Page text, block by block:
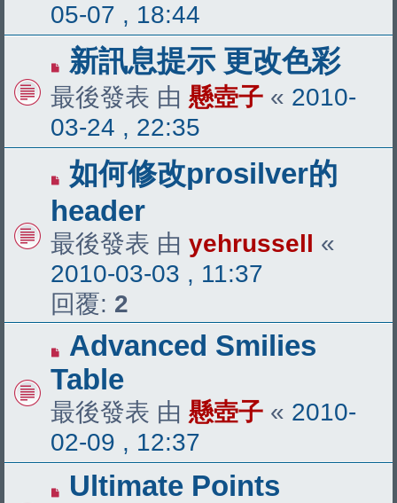
05-07 , 18:44
新訊息提示 更改色彩
最後發表 由 懸壺子 « 2010-
03-24 , 22:35
如何修改prosilver的
header
最後發表 由 yehrussell «
2010-03-03 , 11:37
回覆: 2
Advanced Smilies
Table
最後發表 由 懸壺子 « 2010-
02-09 , 12:37
Ultimate Points